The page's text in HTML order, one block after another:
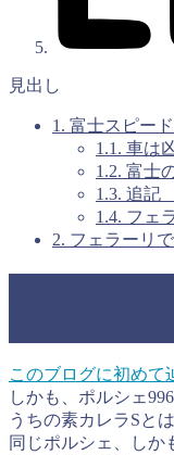
見出し
1. 富士スピー
1.1. 車は
1.2. 富士
1.3. 追記
1.4. フェ
2. フェラーリ
このブログに初めて
しかも、ポルシェ
うちの素カレラSと
同じポルシェ、しか